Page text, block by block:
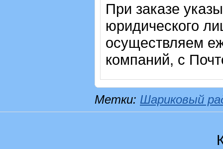
При заказе
юридического
осуществляем
компаний, с
Метки: Шариковый